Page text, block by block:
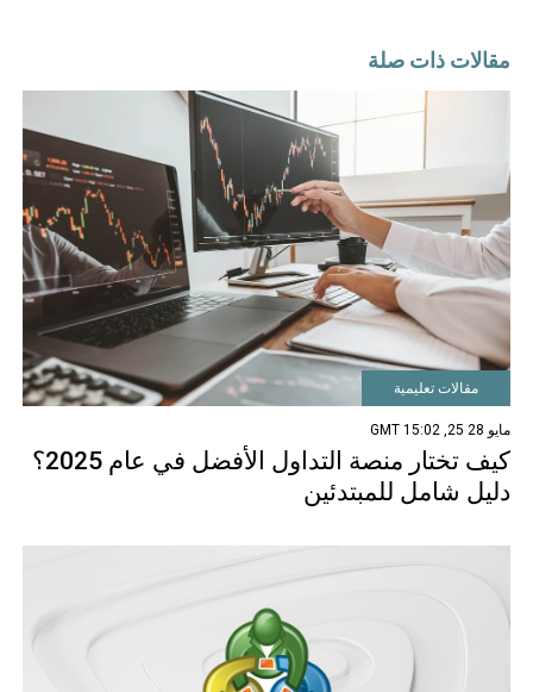
مقالات ذات صلة
مقالات تعليمية
مايو 28 25, 15:02 GMT
كيف تختار منصة التداول الأفضل في عام 2025؟
دليل شامل للمبتدئين